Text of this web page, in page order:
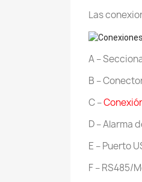
Las
A –
B –
C –
D – Alarma
E – Puerto
F – RS485/